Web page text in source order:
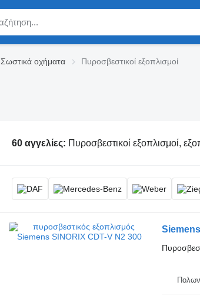
Σωστικά οχήματα Πυροσβεστικοί εξοπλισμοί
60 αγγελίες: Πυροσβεστικοί εξοπλισμοί,